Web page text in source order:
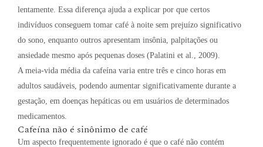
lentamente. Essa diferença ajuda a explicar por que certos
indivíduos conseguem tomar café à noite sem prejuízo significativo
do sono, enquanto outros apresentam insônia, palpitações ou
ansiedade mesmo após pequenas doses (Palatini et al., 2009).
A meia-vida média da cafeína varia entre três e cinco horas em
adultos saudáveis, podendo aumentar significativamente durante a
gestação, em doenças hepáticas ou em usuários de determinados
medicamentos.
Cafeína não é sinônimo de café
Um aspecto frequentemente ignorado é que o café não contém